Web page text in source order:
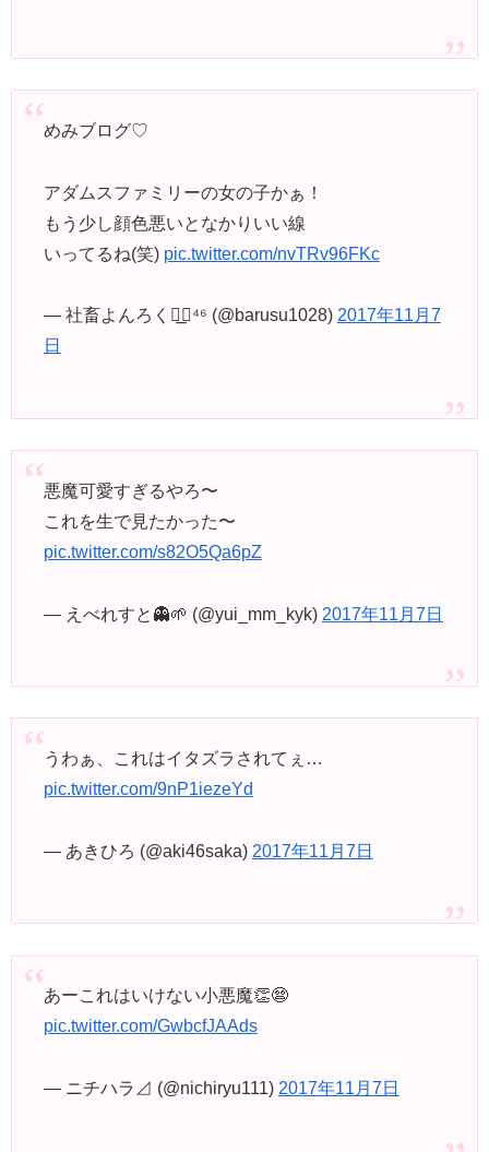
めみブログ♡
アダムスファミリーの女の子かぁ！
もう少し顔色悪いとなかりいい線
いってるね(笑) pic.twitter.com/nvTRv96FKc
— 社畜よんろく◢͟￨⁴⁶ (@barusu1028) 2017年11月7
日
悪魔可愛すぎるやろ〜
これを生で見たかった〜
pic.twitter.com/s82O5Qa6pZ
— えべれすと👻🌱 (@yui_mm_kyk) 2017年11月7日
うわぁ、これはイタズラされてぇ…
pic.twitter.com/9nP1iezeYd
— あきひろ (@aki46saka) 2017年11月7日
あーこれはいけない小悪魔👏😨
pic.twitter.com/GwbcfJAAds
— ニチハラ⊿ (@nichiryu111) 2017年11月7日